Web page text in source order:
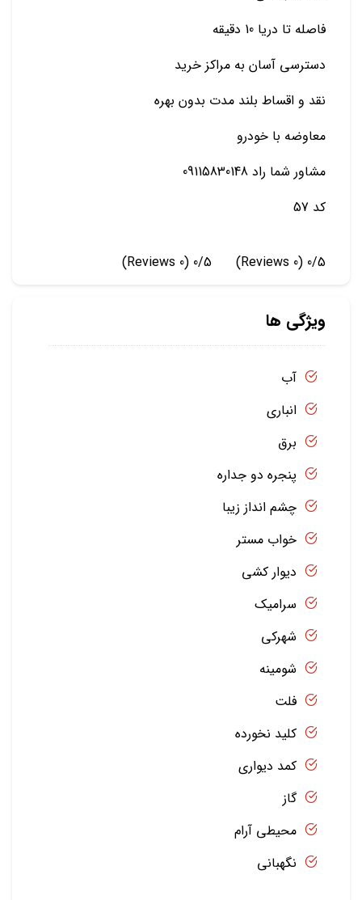
فاصله تا دریا 10 دقیقه
دسترسی آسان به مراکز خرید
نقد و اقساط بلند مدت بدون بهره
معاوضه با خودرو
مشاور شما راد 09115830148
کد 57
0/5
(0 Reviews)
0/5
(0 Reviews)
ویژگی ها
آب
انباری
برق
پنجره دو جداره
چشم انداز زیبا
خواب مستر
دیوار کشی
سرامیک
شهرکی
شومینه
فلت
کلید نخورده
کمد دیواری
گاز
محیطی آرام
نگهبانی